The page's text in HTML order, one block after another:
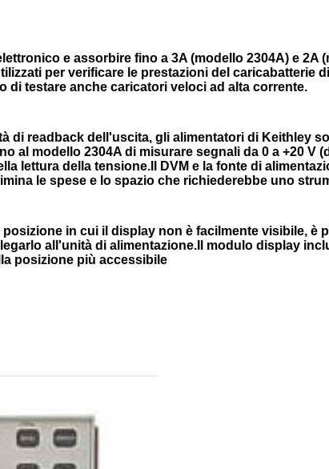
e assorbire fino a 3A (modello 2304A) e 2A
per verificare le prestazioni del caricabatterie
testare anche caricatori veloci ad alta corrente.
di readback dell'uscita, gli alimentatori di Keithley
al modello 2304A di misurare segnali da 0 a +20 V
lettura della tensione.Il DVM e la fonte di
le spese e lo spazio che richiederebbe uno
in cui il display non è facilmente visibile,
all'unità di alimentazione.Il modulo display
posizione più accessibile